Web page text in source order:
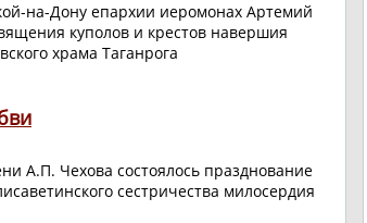
на-Дону епархии иеромонах Артемий
куполов и крестов навершия
храма Таганрога
А.П. Чехова состоялось празднование
сестричества милосердия